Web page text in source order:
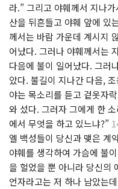
라.” 그리고 야훼께서 지나
산을 뒤흔들고 야훼 앞에 있
께서는 바람 가운데 계시지
어났다. 그러나 야훼께서는
다음에 불이 일어났다. 그러
았다. 불길이 지나간 다음,
야는 목소리를 듣고 겉옷자
와 섰다. 그러자 그에게 한
에서 무엇을 하고 있느냐?”
엘 백성들이 당신과 맺은 계
야훼를 생각하여 가슴에 불
을 헐었을 뿐 아니라 당신의
언자라고는 저 하나 남았는